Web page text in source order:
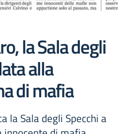
la Sala degli
alla
di mafia
la Sala degli Specchi a